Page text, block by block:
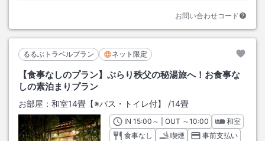
お問い合わせコード
るるぶトラベルプラン ネット限定
【食事なしのプラン】ぶらり秩父の秘湯旅へ！お食事な
しの素泊まりプラン
お部屋： 和室14畳【※バス・トイレ付】 /14畳
INチェックイン
15:00 ～ | OUT チェックアウト
～10:00
和室
食事なし
喫煙 事前支払い